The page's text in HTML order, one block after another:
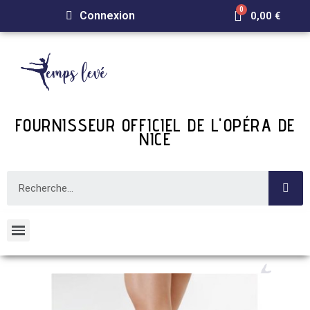
Connexion 0,00 €
FOURNISSEUR OFFICIEL DE L'OPÉRA DE
NICE